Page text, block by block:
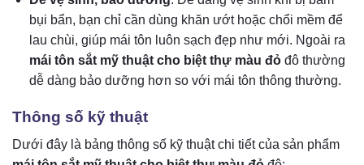
bụi bẩn, bạn chỉ cần dùng khăn ướt hoặc chổi mềm để
lau chùi, giúp mái tôn luôn sạch đẹp như mới. Ngoài ra
mái tôn sắt mỹ thuật cho biệt thự màu đỏ đô thường
dễ dàng bảo dưỡng hơn so với mái tôn thông thường.
Thông số kỹ thuật
Dưới đây là bảng thông số kỹ thuật chi tiết của sản phẩm